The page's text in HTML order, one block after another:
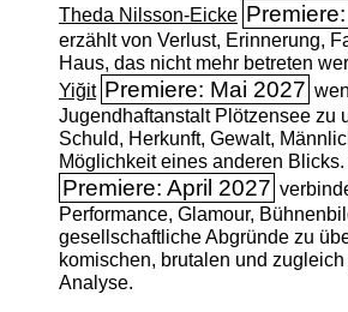
Theda Nilsson-Eicke
erzählt von Verlust, Erinnerung,
Haus, das nicht mehr betreten
Yiğit Premiere: Mai 2027
Jugendhaftanstalt Plötzensee zu
Schuld, Herkunft, Gewalt,
Möglichkeit eines anderen Blicks.
Premiere: April 2027
Performance, Glamour,
gesellschaftliche Abgründe zu
komischen, brutalen und
Analyse.